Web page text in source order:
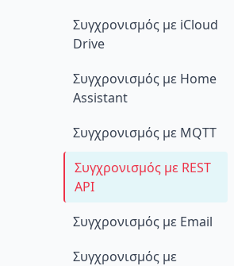
Συγχρονισμός με iCloud
Drive
Συγχρονισμός με Home
Assistant
Συγχρονισμός με MQTT
Συγχρονισμός με REST
API
Συγχρονισμός με Email
Συγχρονισμός με